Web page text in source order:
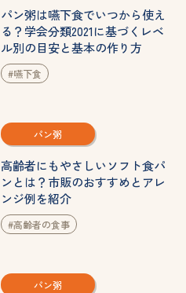
パン粥は嚥下食でいつから使え
る？学会分類2021に基づくレベ
ル別の目安と基本の作り方
#嚥下食
パン粥
高齢者にもやさしいソフト食パ
ンとは？市販のおすすめとアレ
ンジ例を紹介
#高齢者の食事
パン粥